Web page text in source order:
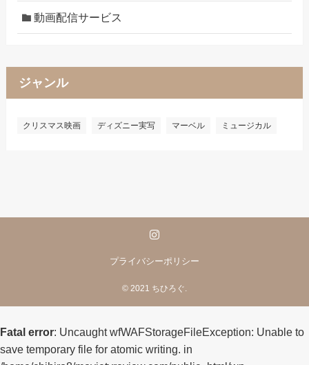
動画配信サービス
ジャンル
クリスマス映画 ディズニー実写 マーベル ミュージカル
プライバシーポリシー
© 2021 ちひろぐ.
Fatal error: Uncaught wfWAFStorageFileException: Unable to
save temporary file for atomic writing. in